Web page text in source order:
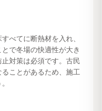
べてに断熱材を入れ、
で冬場の快適性が大き
対策は必須です。古民
ことがあるため、施工